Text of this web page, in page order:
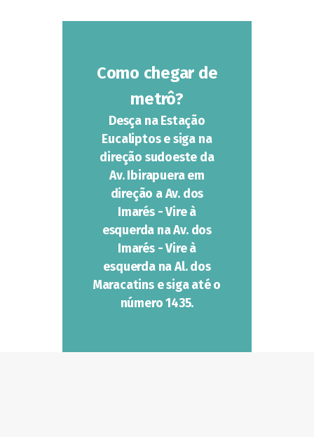
Como chegar de
metrô?
Desça na Estação
Eucaliptos e siga na
direção sudoeste da
Av. Ibirapuera em
direção a Av. dos
Imarés - Vire à
esquerda na Av. dos
Imarés - Vire à
esquerda na Al. dos
Maracatins e siga até o
número 1435.